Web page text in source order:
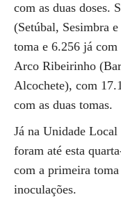
com as duas doses.
(Setúbal, Sesimbra
toma e 6.256 já
Arco Ribeirinho
Alcochete), com
com as duas tomas.
Já na Unidade
foram até esta
com a primeira toma
inoculações.